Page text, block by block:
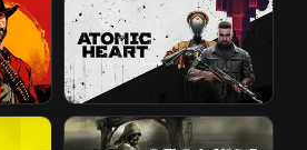
Atomic Heart